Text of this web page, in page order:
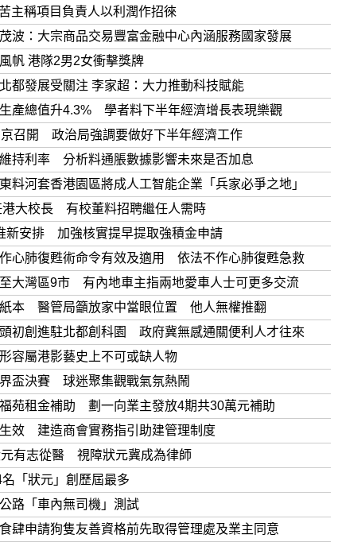
主稱項目負責人以利潤作招徠
波：大宗商品交易豐富金融中心內涵服務國家發展
帆 港隊2男2女衝擊獎牌
都發展受關注 李家超：大力推動科技賦能
產總值升4.3% 學者料下半年經濟增長表現樂觀
召開 政治局強調要做好下半年經濟工作
持利率 分析料通脹數據影響未來是否加息
料河套香港園區將成人工智能企業「兵家必爭之地」
港大校長 有校董料招聘繼任人需時
新安排 加強核實提早提取強積金申請
心肺復甦術命令有效及適用 依法不作心肺復甦急救
大灣區9市 有內地車主指兩地愛車人士可更多交流
紙本 醫管局籲放家中當眼位置 他人無權推翻
初創進駐北都創科園 政府冀無感通關便利人才往來
容屬港影藝史上不可或缺人物
盃決賽 球迷聚集觀戰氣氛熱鬧
苑租金補助 劃一向業主發放4期共30萬元補助
效 建造商會實務指引助建管理制度
有志從醫 視障狀元冀成為律師
「狀元」創歷屆最多
路「車內無司機」測試
肆申請狗隻友善資格前先取得管理處及業主同意